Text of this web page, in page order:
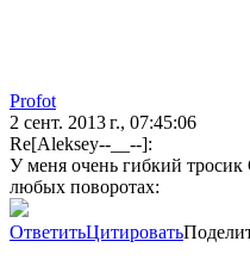
Profot
2 сент. 2013 г., 07:45:06
Re[Aleksey--__--]:
У меня очень гибкий тросик
любых поворотах:
ОтветитьЦитировать